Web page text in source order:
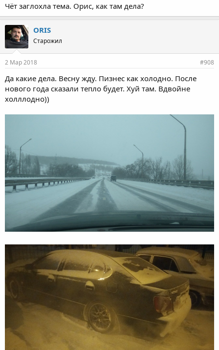
Чёт заглохла тема. Орис, как там дела?
ORIS
Старожил
2 Мар 2018 #908
Да какие дела. Весну жду. Пизнес как холодно. После
нового года сказали тепло будет. Xyй там. Вдвойне
холллодно))